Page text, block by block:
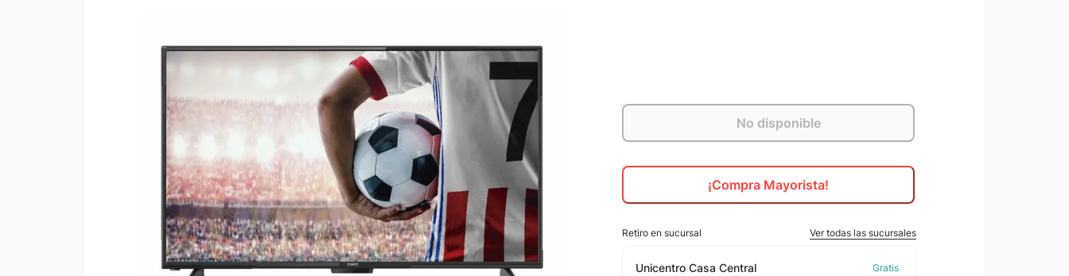
No disponible
¡Compra Mayorista!
Retiro en sucursal Ver todas las sucursales
Unicentro Casa Central